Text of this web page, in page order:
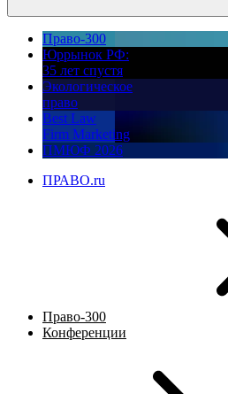
Право-300
Юррынок РФ:
35 лет спустя
Экологическое
право
Best Law
Firm Marketing
ПМЮФ 2026
ПРАВО.ru
Право-300
Конференции